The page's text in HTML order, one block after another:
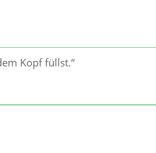
Kopf füllst.“